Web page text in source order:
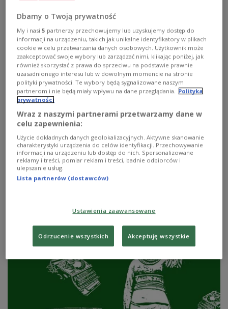
A może rzucić wszystko i wyjechać w…
Sudety?
– To nie była ucieczka z miasta na wieś. To miejsce nas
przyciągało i poczuliśmy, że chcemy tu żyć – mówi o
psychologia SZTUKA góry
Dbamy o Twoją prywatność
My i nasi5 partnerzy przechowujemy lub uzyskujemy dostęp do
informacji na urządzeniu, takich jak unikalne identyfikatory w plikach
cookie w celu przetwarzania danych osobowych. Użytkownik może
zaakceptować swoje wybory lub zarządzać nimi, klikając poniżej, jak
również skorzystać z prawa do sprzeciwu na podstawie prawnie
uzasadnionego interesu lub w dowolnym momencie na stronie
polityki prywatności. Te wybory będą sygnalizowane naszym
partnerom i nie będą miały wpływu na dane przeglądania. Polityka
prywatności
Wraz z naszymi partnerami przetwarzamy dane w
celu zapewnienia:
Użycie dokładnych danych geolokalizacyjnych. Aktywne skanowanie
charakterystyki urządzenia do celów identyfikacji. Przechowywanie
informacji na urządzeniu lub dostęp do nich. Spersonalizowane
reklamy i treści, pomiar reklam i treści, badnie odbiorców i
ulepszanie usług.
Lista partnerów (dostawców)
Ustawienia zaawansowane
Odrzucenie wszystkich Akceptuję wszystkie